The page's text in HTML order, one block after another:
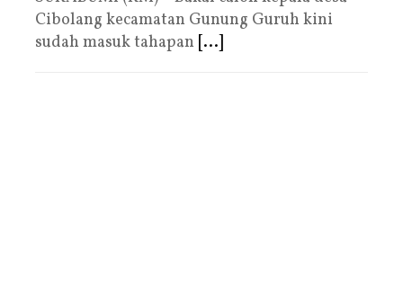
Cibolang kecamatan Gunung Guruh kini
sudah masuk tahapan [...]